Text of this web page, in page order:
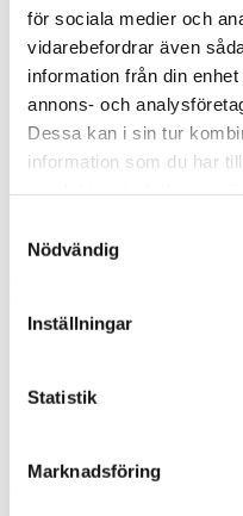
för sociala medier och
vidarebefordrar även
information från din
annons- och
Dessa kan i sin tur
information som du har
Nödvändig
Inställningar
Statistik
Marknadsföring
ca 60x15
ca 60x20
ca 60x30
Matt(12)
Kant